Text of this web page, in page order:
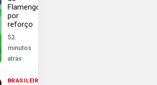
Flamengo
por
reforço
52
minutos
atrás
BRASILEIRÃO